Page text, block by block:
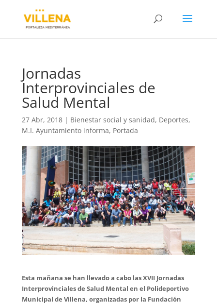
Jornadas
Interprovinciales de
Salud Mental
27 Abr, 2018| Bienestar social y sanidad, Deportes,
M.I. Ayuntamiento informa, Portada
Esta mañana se han llevado a cabo las XVII Jornadas
Interprovinciales de Salud Mental en el Polideportivo
Municipal de Villena, organizadas por la Fundación